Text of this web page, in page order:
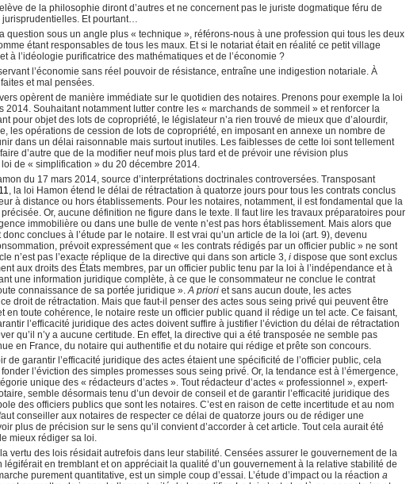
de la philosophie diront d’autres et ne concernent pas le juriste dogmatique féru de
Et pourtant…
question sous un angle plus « technique », référons-nous à une profession qui tous les deux
étant responsables de tous les maux. Et si le notariat était en réalité ce petit village
à l’idéologie purificatrice des mathématiques et de l’économie ?
l’économie sans réel pouvoir de résistance, entraîne une indigestion notariale. À
et mal pensées.
opèrent de manière immédiate sur le quotidien des notaires. Prenons pour exemple la loi
2014. Souhaitant notamment lutter contre les « marchands de sommeil » et renforcer la
pour objet des lots de copropriété, le législateur n’a rien trouvé de mieux que d’alourdir,
les opérations de cession de lots de copropriété, en imposant en annexe un nombre de
dans un délai raisonnable mais surtout inutiles. Les faiblesses de cette loi sont tellement
d’autre que de la modifier neuf mois plus tard et de prévoir une révision plus
de « simplification » du 20 décembre 2014.
du 17 mars 2014, source d’interprétations doctrinales controversées. Transposant
, la loi Hamon étend le délai de rétractation à quatorze jours pour tous les contrats conclus
à distance ou hors établissements. Pour les notaires, notamment, il est fondamental que la
Or, aucune définition ne figure dans le texte. Il faut lire les travaux préparatoires pour
immobilière ou dans une bulle de vente n’est pas hors établissement. Mais alors que
conclues à l’étude par le notaire. Il est vrai qu’un article de la loi (art. 9), devenu
prévoit expressément que « les contrats rédigés par un officier public » ne sont
n’est pas l’exacte réplique de la directive qui dans son article 3,i dispose que sont exclus
aux droits des États membres, par un officier public tenu par la loi à l’indépendance et à
une information juridique complète, à ce que le consommateur ne conclue le contrat
connaissance de sa portée juridique ».A priori et sans aucun doute, les actes
droit de rétractation. Mais que faut-il penser des actes sous seing privé qui peuvent être
en toute cohérence, le notaire reste un officier public quand il rédige un tel acte. Ce faisant,
l’efficacité juridique des actes doivent suffire à justifier l’éviction du délai de rétractation
qu’il n’y a aucune certitude. En effet, la directive qui a été transposée ne semble pas
en France, du notaire qui authentifie et du notaire qui rédige et prête son concours.
de garantir l’efficacité juridique des actes étaient une spécificité de l’officier public, cela
l’éviction des simples promesses sous seing privé. Or, la tendance est à l’émergence,
unique des « rédacteurs d’actes ». Tout rédacteur d’actes « professionnel », expert-
semble désormais tenu d’un devoir de conseil et de garantir l’efficacité juridique des
des officiers publics que sont les notaires. C’est en raison de cette incertitude et au nom
conseiller aux notaires de respecter ce délai de quatorze jours ou de rédiger une
plus de précision sur le sens qu’il convient d’accorder à cet article. Tout cela aurait été
mieux rédiger sa loi.
vertu des lois résidait autrefois dans leur stabilité. Censées assurer le gouvernement de la
en tremblant et on appréciait la qualité d’un gouvernement à la relative stabilité de
purement quantitative, est un simple coup d’essai. L’étude d’impact ou la réactiona